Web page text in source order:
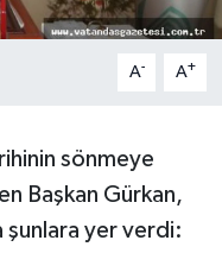
A- A+
sönmeye
Başkan Gürkan,
şunlara yer verdi: